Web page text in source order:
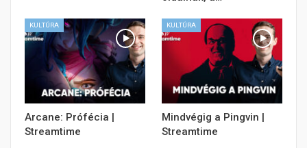
KULTÚRA
Arcane: Prófécia |
Streamtime
KULTÚRA
Mindvégig a Pingvin |
Streamtime